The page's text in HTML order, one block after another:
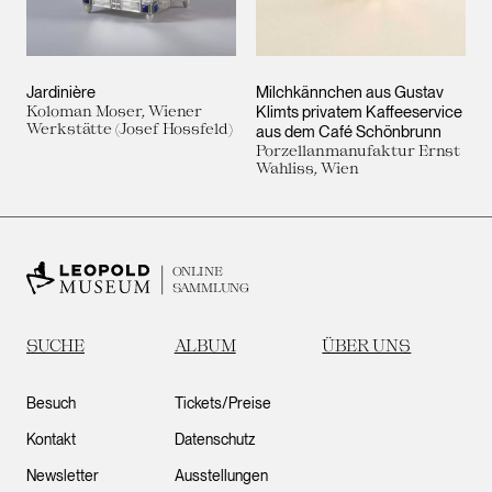
Jardinière
Koloman Moser, Wiener
Werkstätte (Josef Hossfeld)
Milchkännchen aus Gustav
Klimts privatem Kaffeeservice
aus dem Café Schönbrunn
Porzellanmanufaktur Ernst
Wahliss, Wien
ONLINE
SAMMLUNG
SUCHE ALBUM ÜBER UNS
Besuch
Kontakt
Newsletter
Tickets/Preise
Datenschutz
Ausstellungen